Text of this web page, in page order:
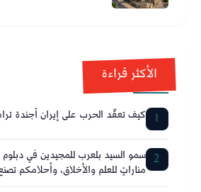
الأكثر قراءة
1 كيف تعقّد الحرب على إيران أجندة
2 سمو السيد بلعرب للمجيدين في دبلوم
مناراتٍ للعلم والأخلاق، وأحلامكم